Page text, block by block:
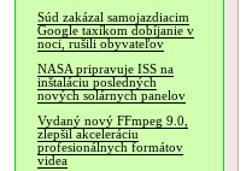
Súd zakázal samojazdiacim
Google taxíkom dobíjanie v
noci, rušili obyvateľov
NASA pripravuje ISS na
inštaláciu posledných
nových solárnych panelov
Vydaný nový FFmpeg 9.0,
zlepšil akceleráciu
profesionálnych formátov
videa